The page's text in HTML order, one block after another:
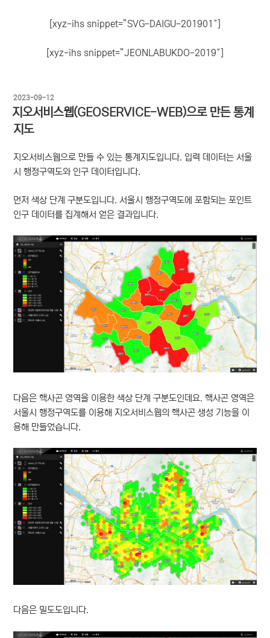
[xyz-ihs snippet=”SVG-DAIGU-201901″]
[xyz-ihs snippet=”JEONLABUKDO-2019″]
작
성
자
2023-09-12
지오서비스웹(GEOSERVICE-WEB)으로 만든 통계
지도
지오서비스웹으로 만들 수 있는 통계지도입니다. 입력 데이터는 서울
시 행정구역도와 인구 데이터입니다.
먼저 색상 단계 구분도입니다. 서울시 행정구역도에 포함되는 포인트
인구 데이터를 집계해서 얻은 결과입니다.
다음은 핵사곤 영역을 이용한 색상 단계 구분도인데요. 핵사곤 영역은
서울시 행정구역도를 이용해 지오서비스웹의 핵사곤 생성 기능을 이
용해 만들었습니다.
다음은 밀도도입니다.